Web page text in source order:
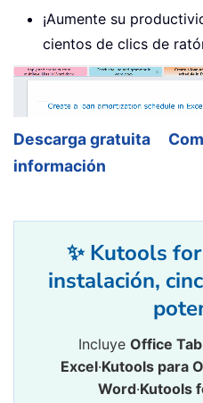
¡Aumente su
cientos de clics de
Descarga gratuita
información
✨ Kutools
instalación,
Incluye Office
Excel·Kutools para
Word·Kutools